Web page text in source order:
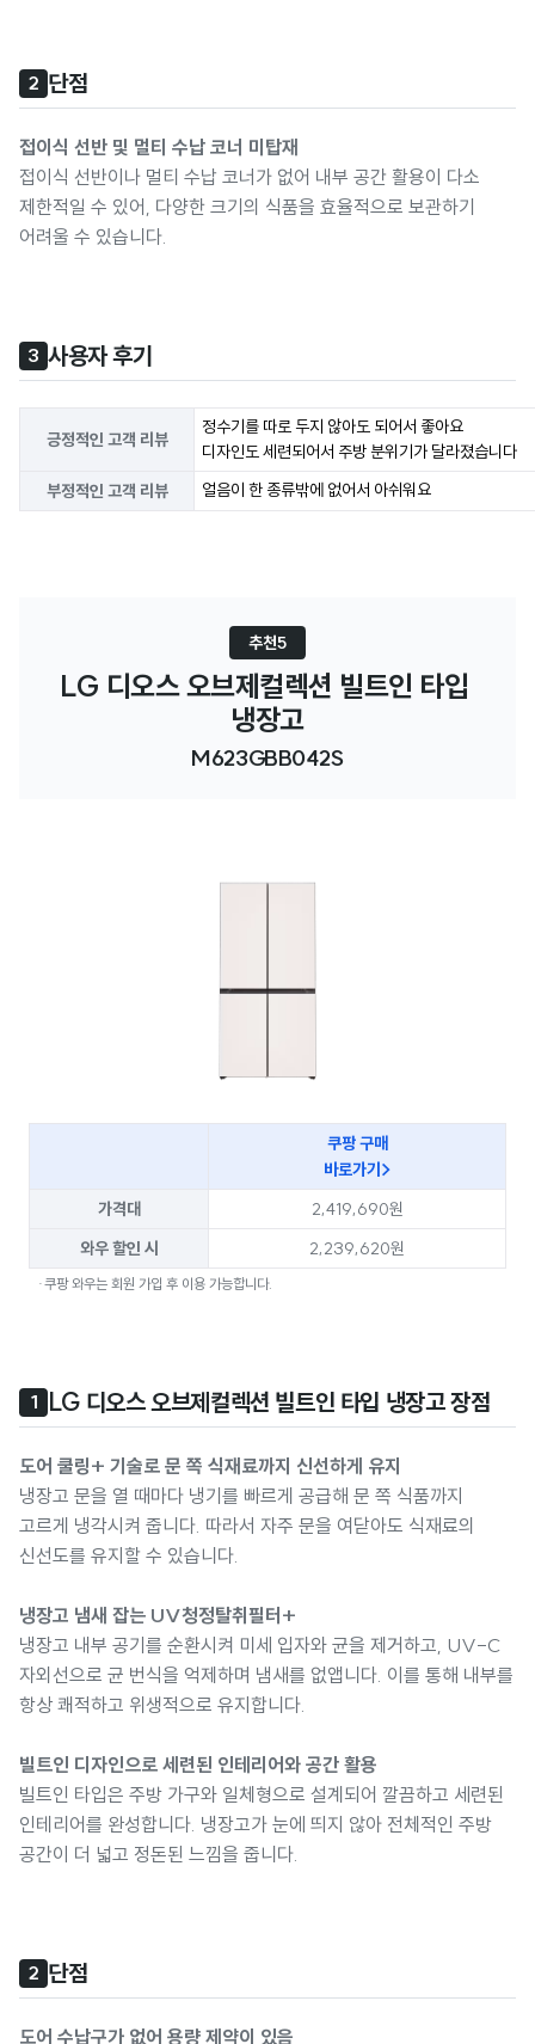
2 단점
접이식 선반 및 멀티 수납 코너 미탑재
접이식 선반이나 멀티 수납 코너가 없어 내부 공간 활용이 다소
제한적일 수 있어, 다양한 크기의 식품을 효율적으로 보관하기
어려울 수 있습니다.
3 사용자 후기
긍정적인 고객 리뷰
정수기를 따로 두지 않아도 되어서 좋아요
디자인도 세련되어서 주방 분위기가 달라졌습니다
부정적인 고객 리뷰
얼음이 한 종류밖에 없어서 아쉬워요
추천5
LG 디오스 오브제컬렉션 빌트인 타입
냉장고
M623GBB042S
쿠팡 구매
바로가기>
가격대
2,419,690원
와우 할인 시
2,239,620원
·쿠팡 와우는 회원 가입 후 이용 가능합니다.
1 LG 디오스 오브제컬렉션 빌트인 타입 냉장고 장점
도어 쿨링+ 기술로 문 쪽 식재료까지 신선하게 유지
냉장고 문을 열 때마다 냉기를 빠르게 공급해 문 쪽 식품까지
고르게 냉각시켜 줍니다. 따라서 자주 문을 여닫아도 식재료의
신선도를 유지할 수 있습니다.
냉장고 냄새 잡는 UV청정탈취필터+
냉장고 내부 공기를 순환시켜 미세 입자와 균을 제거하고, UV-C
자외선으로 균 번식을 억제하며 냄새를 없앱니다. 이를 통해 내부를
항상 쾌적하고 위생적으로 유지합니다.
빌트인 디자인으로 세련된 인테리어와 공간 활용
빌트인 타입은 주방 가구와 일체형으로 설계되어 깔끔하고 세련된
인테리어를 완성합니다. 냉장고가 눈에 띄지 않아 전체적인 주방
공간이 더 넓고 정돈된 느낌을 줍니다.
2 단점
도어 수납구가 없어 용량 제약이 있음